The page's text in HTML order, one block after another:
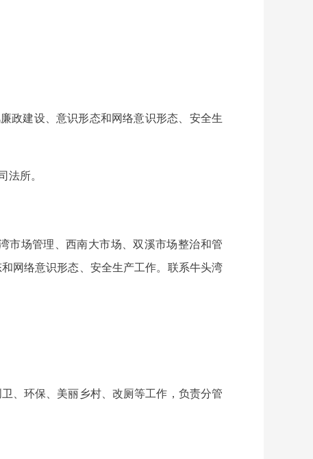
政建设、意识形态和网络意识形态、安全生
所。
市场管理、西南大市场、双溪市场整治和管
网络意识形态、安全生产工作。联系牛头湾
、环保、美丽乡村、改厕等工作，负责分管